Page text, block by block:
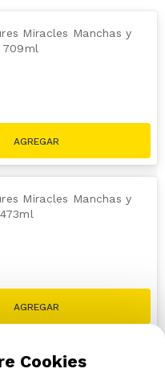
Miracles Manchas y
709ml
Miracles Manchas y
Cookies